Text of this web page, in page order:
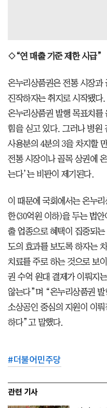
◇“연 매출 기준 제한 시급”
온누리상품권은 전통 시장과
진작하자는 취지로 시작됐다
온누리상품권 발행 목표치를
힘을 싣고 있다. 그러나 병원
사용분의 4분의 3을 차지할
전통 시장이나 골목 상권에
는다’는 비판이 제기된다.
이 때문에 국회에서는 온누
한(30억원 이하)을 두는 법
출 업종으로 혜택이 집중되
도의 효과를 보도록 하자는
치료를 주로 하는 것으로 보
권 수억 원대 결제가 이뤄지
않는다”며 “온누리상품권 발
소상공인 중심의 지원이 이
하다”고 말했다.
#더불어민주당
관련 기사